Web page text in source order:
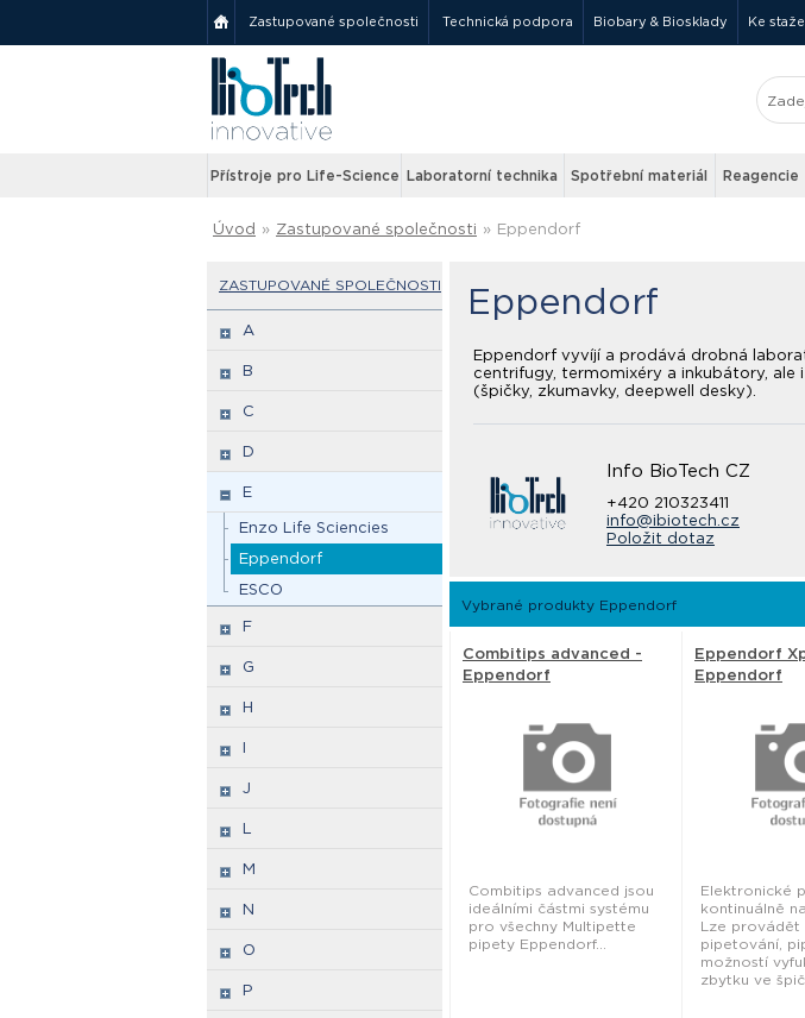
Zastupované společnosti Technická podpora Biobary & Biosklady Ke
Přístroje pro Life-Science Laboratorní technika Spotřební materiál Reagencie
Úvod » Zastupované společnosti » Eppendorf
ZASTUPOVANÉ SPOLEČNOSTI
A
B
C
D
E
Enzo Life Sciencies
Eppendorf
ESCO
F
G
H
I
J
L
M
N
O
P
Eppendorf
Eppendorf vyvíjí a prodává drobná
centrifugy, termomixéry a inkubátory, ale
(špičky, zkumavky, deepwell desky).
Info BioTech CZ
+420 210323411
info@ibiotech.cz
Položit dotaz
Vybrané produkty Eppendorf
Combitips advanced -
Eppendorf
Combitips advanced jsou
ideálními částmi systému
pro všechny Multipette
pipety Eppendorf...
Eppendorf
Eppendorf
Elektronické
kontinuálně
Lze provádět
pipetování,
možností
zbytku ve